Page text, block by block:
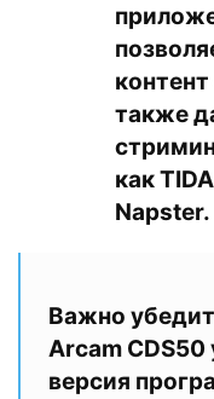
также
как
Napster.
Важно
Arcam CDS50
версия